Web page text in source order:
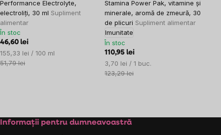
Performance Electrolyte,
electroliți, 30 ml Supliment
alimentar
În stoc
46,60 lei
Evaluare
preţ:
155,33 lei / 100 ml
51,79 lei
Stamina Power Pak, vitamine și
minerale, aromă de zmeură, 30
de plicuri Supliment alimentar
Imunitate
În stoc
110,95 lei
Evaluare
preţ:
3,70 lei / 1 buc.
123,29 lei
listărilor
Subsol
Informații pentru dumneavoastră